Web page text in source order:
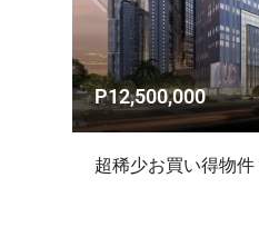
P12,500,000